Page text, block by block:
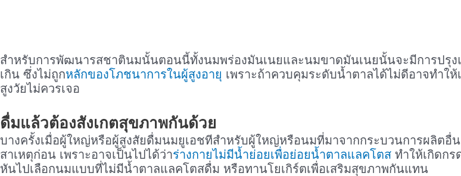
สำหรับการพัฒนารสชาตินมนั้นตอนนี้ทั้งนมพร่องมันเนยและนมขาดมันเนยนั้นจะมีการปรุ
เกิน ซึ่งไม่ถูกหลักของโภชนาการในผู้สูงอายุ เพราะถ้าควบคุมระดับน้ำตาลได้ไม่ดีอาจทำใ
สูงวัยไม่ควรเจอ
ดื่มแล้วต้องสังเกตสุขภาพกันด้วย
บางครั้งเมื่อผู้ใหญ่หรือผู้สูงสัยดื่มนมยูเอชทีสำหรับผู้ใหญ่หรือนมที่มาจากกระบวนการผลิตอื่
สาเหตุก่อน เพราะอาจเป็นไปได้ว่าร่างกายไม่มีน้ำย่อยเพื่อย่อยน้ำตาลแลคโตส ทำให้เกิดก
หันไปเลือกนมแบบที่ไม่มีน้ำตาลแลคโตสดื่ม หรือทานโยเกิร์ตเพื่อเสริมสุขภาพกันแทน